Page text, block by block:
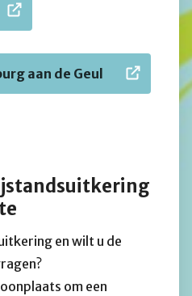
aan de Geul
en wilt u de
om een